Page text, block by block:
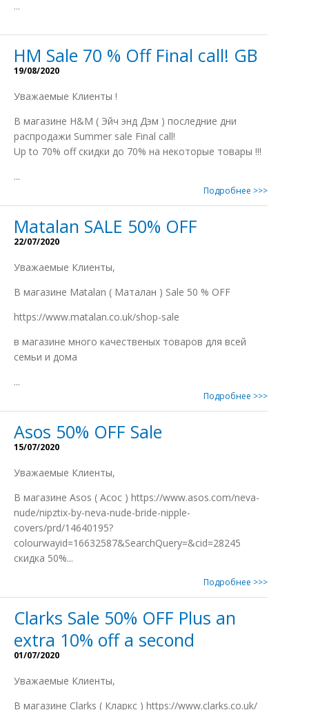
...
HM Sale 70 % Off Final call! GB
19/08/2020
Уважаемые Клиенты !
В магазине H&M ( Эйч энд Дэм ) последние дни
распродажи Summer sale Final call!
Up to 70% off скидки до 70% на некоторые товары !!!
...
Подробнее >>>
Matalan SALE 50% OFF
22/07/2020
Уважаемые Клиенты,
В магазине Matalan ( Маталан ) Sale 50 % OFF
https://www.matalan.co.uk/shop-sale
в магазине много качественыx товаров для всей
семьи и дома
...
Подробнее >>>
Asos 50% OFF Sale
15/07/2020
Уважаемые Клиенты,
В магазине Asos ( Асос ) https://www.asos.com/neva-
nude/nipztix-by-neva-nude-bride-nipple-
covers/prd/14640195?
colourwayid=16632587&SearchQuery=&cid=28245
скидка 50%...
Подробнее >>>
Clarks Sale 50% OFF Plus an
extra 10% off a second
01/07/2020
Уважаемые Клиенты,
В магазине Clarks ( Кларкс ) https://www.clarks.co.uk/